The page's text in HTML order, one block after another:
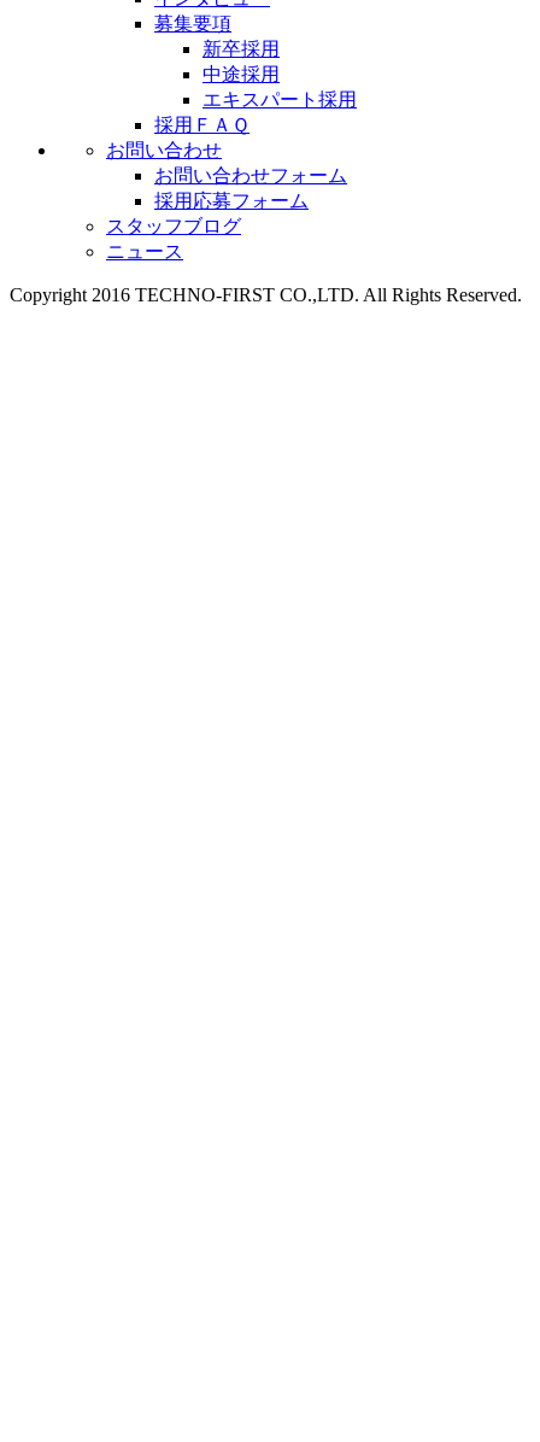
募集要項
新卒採用
中途採用
エキスパート採用
採用ＦＡＱ
お問い合わせ
お問い合わせフォーム
採用応募フォーム
スタッフブログ
ニュース
Copyright 2016 TECHNO-FIRST CO.,LTD. All Rights Reserved.